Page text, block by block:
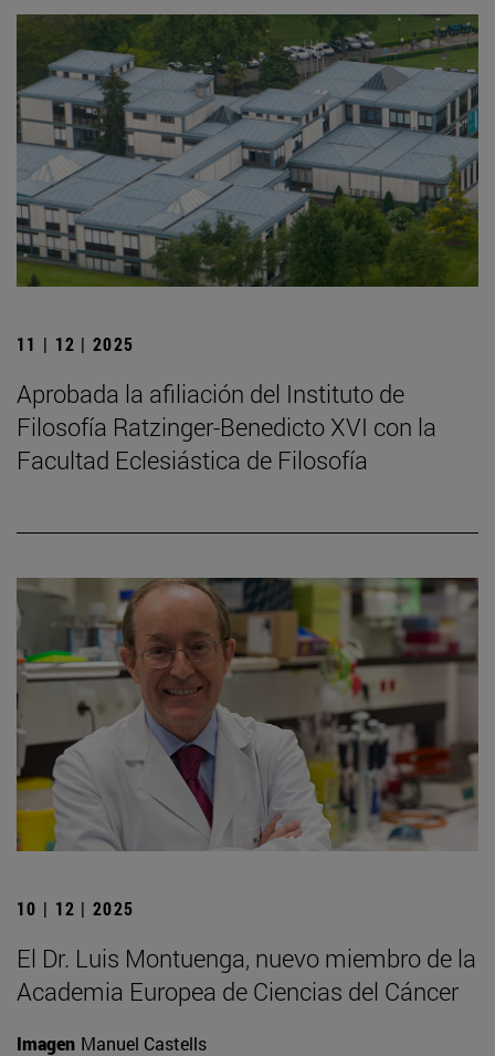
11 | 12 | 2025
Aprobada la afiliación del Instituto de
Filosofía Ratzinger-Benedicto XVI con la
Facultad Eclesiástica de Filosofía
10 | 12 | 2025
El Dr. Luis Montuenga, nuevo miembro de la
Academia Europea de Ciencias del Cáncer
Imagen Manuel Castells